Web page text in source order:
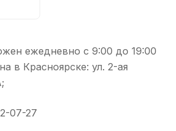
ежедневно с 9:00 до 19:00
в Красноярске: ул. 2-ая
07-27